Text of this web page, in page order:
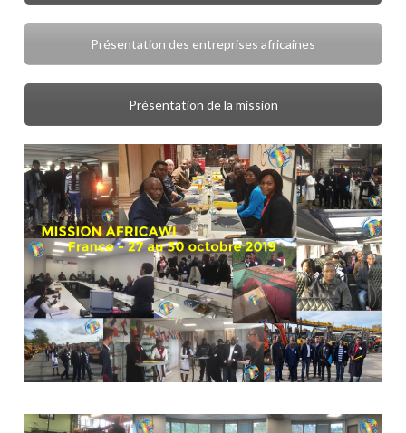
Présentation des entreprises africaines
Présentation de la mission